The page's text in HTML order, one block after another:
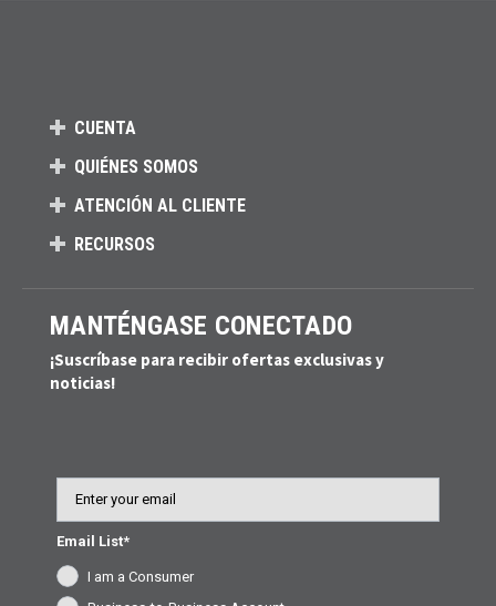
CUENTA
QUIÉNES SOMOS
ATENCIÓN AL CLIENTE
RECURSOS
MANTÉNGASE CONECTADO
¡Suscríbase para recibir ofertas exclusivas y
noticias!
Email List*
I am a Consumer